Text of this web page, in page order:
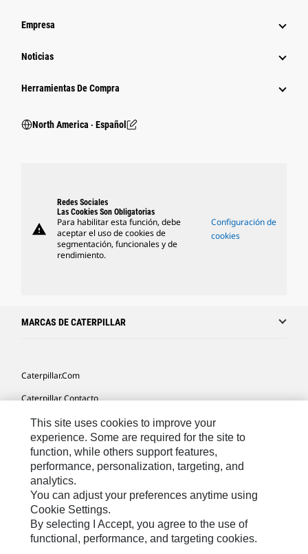
Empresa
Noticias
Herramientas De Compra
North America ‧ Español
warning
Redes Sociales
Las Cookies Son Obligatorias
Para habilitar esta función, debe
aceptar el uso de cookies de
segmentación, funcionales y de
rendimiento.
Configuración de
cookies
MARCAS DE CATERPILLAR
Caterpillar.com
Caterpillar Contacto
Mis Preferencias De Marketing
Site Map
Cookie Settings
Legal
Privacy
This site uses cookies to improve your
experience. Some are required for the site to
function, while others support features,
performance, personalization, targeting, and
analytics.
You can adjust your preferences anytime using
Cookie Settings.
By selecting I Accept, you agree to the use of
functional, performance, and targeting cookies.